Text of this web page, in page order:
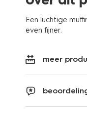
Een luchtige
even fijner.
meer